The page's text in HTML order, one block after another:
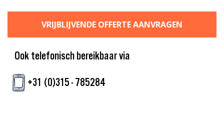
VRIJBLIJVENDE OFFERTE AANVRAGEN
Ook telefonisch bereikbaar via
+31 (0)315 - 785284